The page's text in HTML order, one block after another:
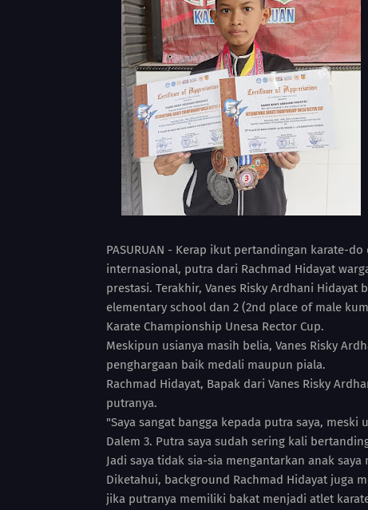
PASURUAN - Kerap ikut pertandingan karate-
internasional, putra dari Rachmad Hidayat
prestasi. Terakhir, Vanes Risky Ardhani
elementary school dan 2 (2nd place of male
Karate Championship Unesa Rector Cup.
Meskipun usianya masih belia, Vanes Risky
penghargaan baik medali maupun piala.
Rachmad Hidayat, Bapak dari Vanes Risky
putranya.
"Saya sangat bangga kepada putra saya,
Dalem 3. Putra saya sudah sering kali
Jadi saya tidak sia-sia mengantarkan anak
Diketahui, background Rachmad Hidayat juga
jika putranya memiliki bakat menjadi atlet